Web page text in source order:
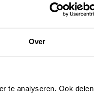
Over
te analyseren. Ook delen
ook